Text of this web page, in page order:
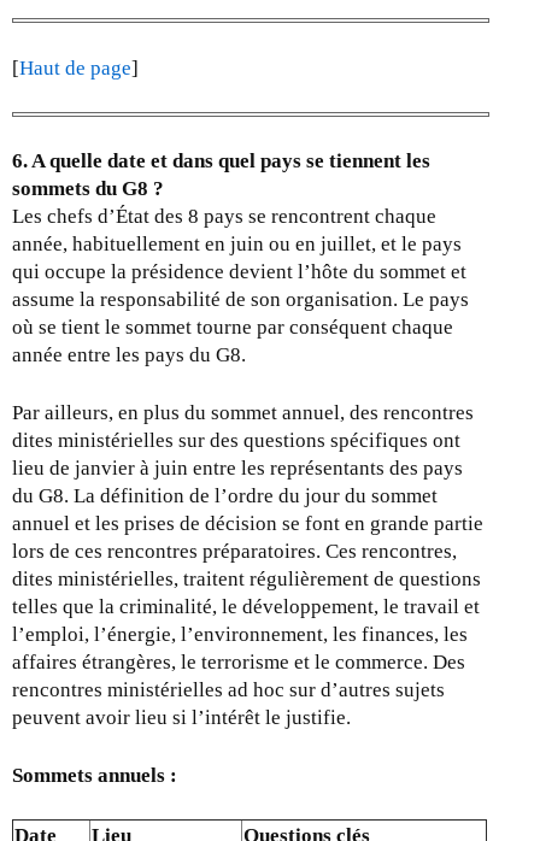
[Haut de page]
6. A quelle date et dans quel pays se tiennent les
sommets du G8 ?
Les chefs d’État des 8 pays se rencontrent chaque
année, habituellement en juin ou en juillet, et le pays
qui occupe la présidence devient l’hôte du sommet et
assume la responsabilité de son organisation. Le pays
où se tient le sommet tourne par conséquent chaque
année entre les pays du G8.
Par ailleurs, en plus du sommet annuel, des rencontres
dites ministérielles sur des questions spécifiques ont
lieu de janvier à juin entre les représentants des pays
du G8. La définition de l’ordre du jour du sommet
annuel et les prises de décision se font en grande partie
lors de ces rencontres préparatoires. Ces rencontres,
dites ministérielles, traitent régulièrement de questions
telles que la criminalité, le développement, le travail et
l’emploi, l’énergie, l’environnement, les finances, les
affaires étrangères, le terrorisme et le commerce. Des
rencontres ministérielles ad hoc sur d’autres sujets
peuvent avoir lieu si l’intérêt le justifie.
Sommets annuels :
Date Lieu Questions clés